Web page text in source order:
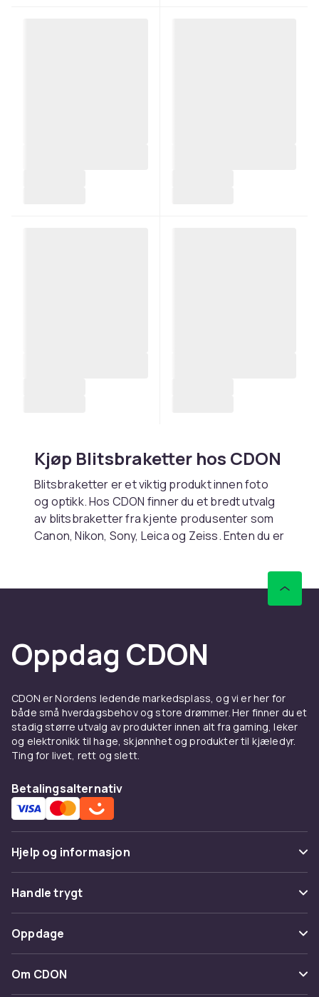
Kjøp Blitsbraketter hos CDON
Blitsbraketter er et viktig produkt innen foto
og optikk. Hos CDON finner du et bredt utvalg
av blitsbraketter fra kjente produsenter som
Canon, Nikon, Sony, Leica og Zeiss. Enten du er
Når du velger blitsbraketter, er det viktig å
vurdere kompatibilitet med kamerasystemet
produktbeskrivelsene nøye og sammenlign
spesifikasjoner. Vi tilbyr konkurransedyktige
Utforsk hele foto & optikk sortimentet hos
CDON.
Blitsbraketter er populært innen fotografering
og optikk. Hos CDON finner du blitsbraketter
Sammenlign produkter, les kundeanmeldelser
og handel trygt online.
Vårt brede sortiment av blitsbraketter dekker
alle behov – fra nybegynnervennlige modeller
fra kjente merker til konkurransedyktige priser.
Sammenlign produkter, les kundeanmeldelser
og handel trygt online.
Oppdag CDON
CDON er Nordens ledende markedsplass, og vi er her for
både små hverdagsbehov og store drømmer. Her finner du et
stadig større utvalg av produkter innen alt fra gaming, leker
og elektronikk til hage, skjønnhet og produkter til kjæledyr.
Ting for livet, rett og slett.
Betalingsalternativ
Hjelp og informasjon
Vanlige spørsmål
Spor pakke
Angre & returner her
Kontakt oss
Handle trygt
Betaling
Levering
Oppdage
Kategorier
Om CDON